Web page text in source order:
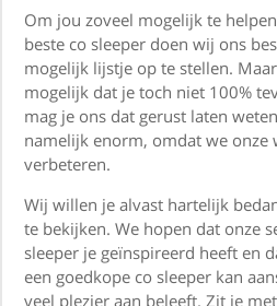
Om jou zoveel mogelijk te
beste co sleeper doen wij ons
mogelijk lijstje op te stellen.
mogelijk dat je toch niet 100%
mag je ons dat gerust laten
namelijk enorm, omdat we onze
verbeteren.
Wij willen je alvast hartelijk
te bekijken. We hopen dat onze
sleeper je geïnspireerd heeft en
een goedkope co sleeper kan
veel plezier aan beleeft. Zit je